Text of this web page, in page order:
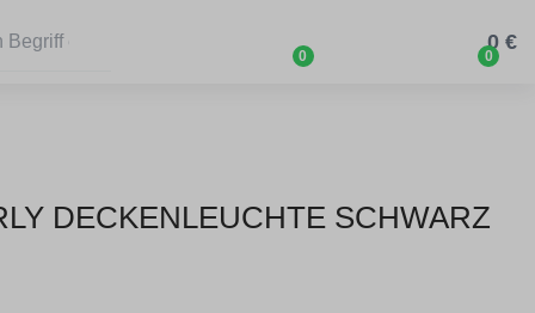
0 0
0 €
DECKENLEUCHTE SCHWARZ